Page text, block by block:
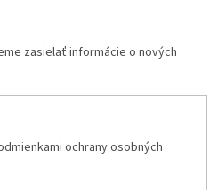
zasielať informácie o nových
ochrany osobných